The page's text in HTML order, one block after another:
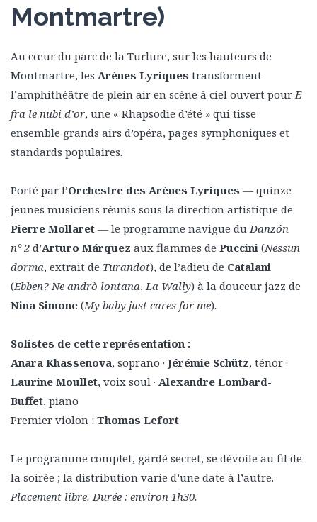
Montmartre)
Au cœur du parc de la Turlure, sur les hauteurs de
Montmartre, les Arènes Lyriques transforment
l’amphithéâtre de plein air en scène à ciel ouvert pourE
fra le nubi d’or, une « Rhapsodie d’été » qui tisse
ensemble grands airs d’opéra, pages symphoniques et
standards populaires.
Porté par l’Orchestre des Arènes Lyriques — quinze
jeunes musiciens réunis sous la direction artistique de
Pierre Mollaret — le programme navigue duDanzón
n° 2 d’Arturo Márquez aux flammes de Puccini (Nessun
dorma, extrait de Turandot), de l’adieu de Catalani
(Ebben? Ne andrò lontana,La Wally) à la douceur jazz de
Nina Simone (My baby just cares for me).
Solistes de cette représentation :
Anara Khassenova, soprano · Jérémie Schütz, ténor ·
Laurine Moullet, voix soul · Alexandre Lombard-
Buffet, piano
Premier violon : Thomas Lefort
Le programme complet, gardé secret, se dévoile au fil de
la soirée ; la distribution varie d’une date à l’autre.
Placement libre. Durée : environ 1h30.